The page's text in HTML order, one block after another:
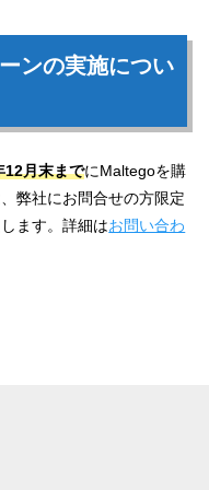
ンの実施につい
12月末までにMaltegoを購
弊社にお問合せの方限定
ます。詳細はお問い合わ